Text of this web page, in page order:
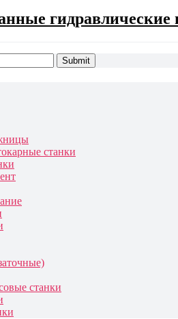
станки
станки